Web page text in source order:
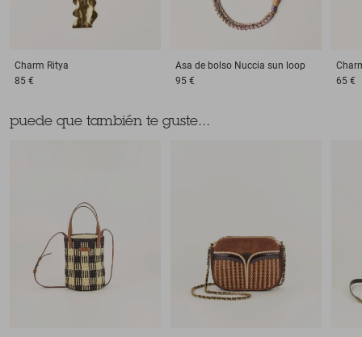
Charm Ritya
85 €
Asa de bolso Nuccia sun loop
95 €
65 €
puede que también te guste...